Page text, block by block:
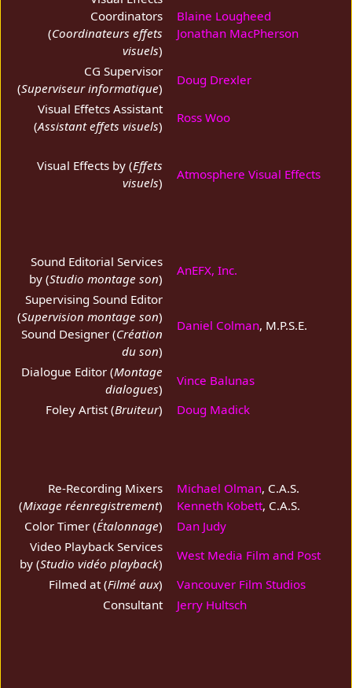
Coordinators
(Coordinateurs effets
visuels)
Blaine Lougheed
Jonathan MacPherson
CG Supervisor
(Superviseur informatique)
Doug Drexler
Visual Effetcs Assistant
(Assistant effets visuels)
Ross Woo
Visual Effects by (Effets
visuels)
Atmosphere Visual Effects
Sound Editorial Services
by (Studio montage son)
AnEFX, Inc.
Supervising Sound Editor
(Supervision montage son)
Sound Designer (Création
du son)
Daniel Colman, M.P.S.E.
Dialogue Editor (Montage
dialogues)
Vince Balunas
Foley Artist (Bruiteur) Doug Madick
Re-Recording Mixers
(Mixage réenregistrement)
Michael Olman, C.A.S.
Kenneth Kobett, C.A.S.
Color Timer (Étalonnage)
Dan Judy
Video Playback Services
by (Studio vidéo playback)
West Media Film and Post
Filmed at (Filmé aux)
Vancouver Film Studios
Consultant
Jerry Hultsch